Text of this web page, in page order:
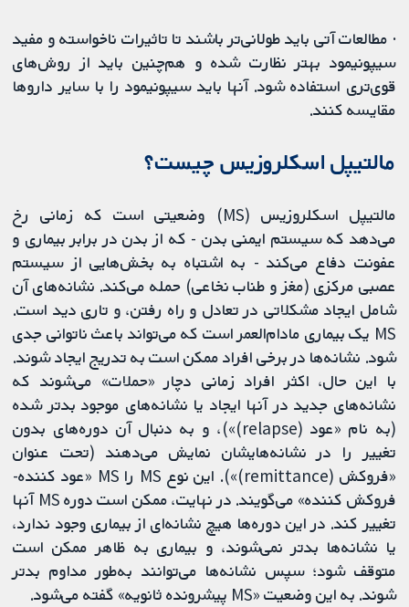
· مطالعات آتی باید طولانی‌تر باشند تا تاثیرات ناخواسته و مفید
سیپونیمود بهتر نظارت شده و هم‌چنین باید از روش‎‌های
قوی‌تری استفاده شود. آنها باید سیپونیمود را با سایر داروها
مقایسه کنند.
مالتیپل اسکلروزیس چیست؟
مالتیپل اسکلروزیس (MS) وضعیتی است که زمانی رخ
می‌دهد که سیستم ایمنی بدن - که از بدن در برابر بیماری و
عفونت دفاع می‌کند - به اشتباه به بخش‌هایی از سیستم
عصبی مرکزی (مغز و طناب نخاعی) حمله می‌کند. نشانه‌های آن
شامل ایجاد مشکلاتی در تعادل و راه رفتن، و تاری دید است.
MS یک بیماری مادام‌العمر است که می‌تواند باعث ناتوانی جدی
شود. نشانه‌ها در برخی افراد ممکن است به تدریج ایجاد شوند.
با این حال، اکثر افراد زمانی دچار «حملات» می‌شوند که
نشانه‌های جدید در آنها ایجاد یا نشانه‌های موجود بدتر شده
(به نام «عود (relapse)»)، و به دنبال آن دوره‌های بدون
تغییر را در نشانه‌هایشان نمایش می‌دهند (تحت عنوان
«فروکش (remittance)»). این نوع MS را MS «عود کننده-
فروکش کننده» می‌گویند. در نهایت، ممکن است دوره MS آنها
تغییر کند. در این دوره‌ها هیچ نشانه‌ای از بیماری وجود ندارد،
یا نشانه‌ها بدتر نمی‌شوند، و بیماری به ظاهر ممکن است
متوقف شود؛ سپس نشانه‌ها می‌توانند به‌طور مداوم بدتر
شوند. به این وضعیت «MS پیشرونده ثانویه» گفته می‌شود.